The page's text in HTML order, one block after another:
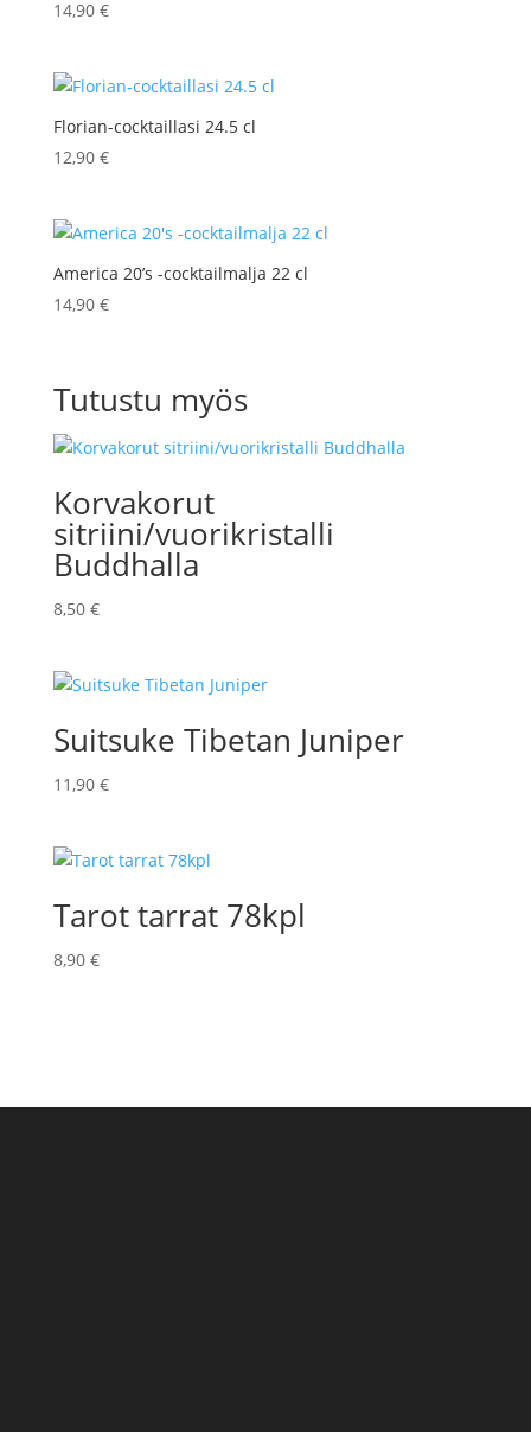
14,90 €
Florian-cocktaillasi 24.5 cl
12,90 €
America 20’s -cocktailmalja 22 cl
14,90 €
Tutustu myös
Korvakorut
sitriini/vuorikristalli
Buddhalla
8,50 €
Suitsuke Tibetan Juniper
11,90 €
Tarot tarrat 78kpl
8,90 €